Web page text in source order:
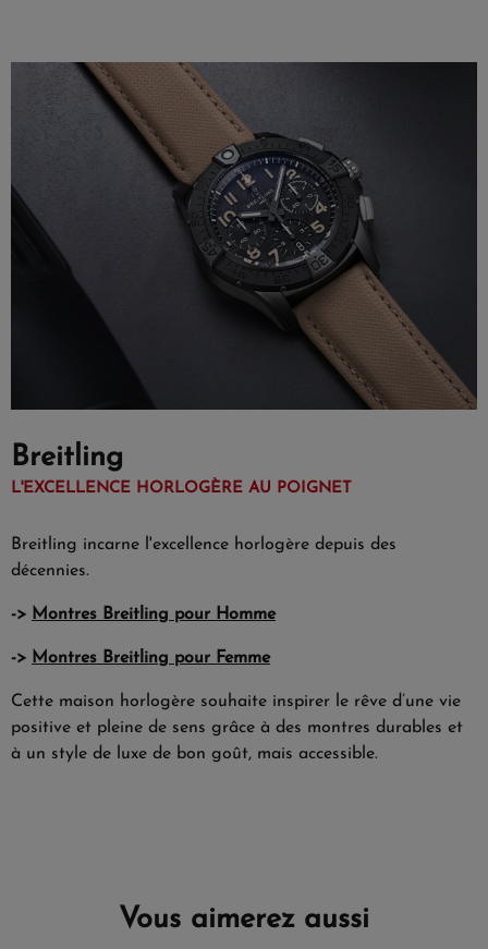
Breitling
L'EXCELLENCE HORLOGÈRE AU POIGNET
Breitling incarne l'excellence horlogère depuis des
décennies.
-> Montres Breitling pour Homme
-> Montres Breitling pour Femme
Cette maison horlogère souhaite inspirer le rêve d’une vie
positive et pleine de sens grâce à des montres durables et
à un style de luxe de bon goût, mais accessible.
Vous aimerez aussi